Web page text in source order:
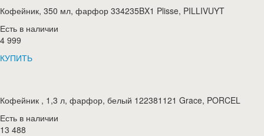
Кофейник, 350 мл, фарфор 334235BX1 Plisse, PILLIVUYT
Есть в наличии
4 999
КУПИТЬ
Кофейник , 1,3 л, фарфор, белый 122381121 Grace, PORCEL
Есть в наличии
13 488